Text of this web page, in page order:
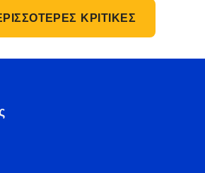
ΚΡΙΤΙΚΈΣ